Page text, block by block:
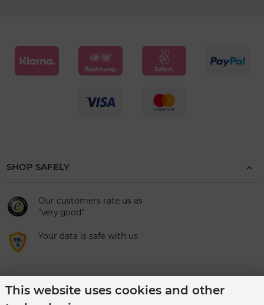
SHOP SAFELY
Our customers rate us as
"very good"
Your data is safe with us
This website uses cookies and other